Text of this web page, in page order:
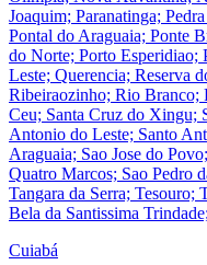
Joaquim; Paranatinga;
Pontal do Araguaia; Ponte
do Norte; Porto Esperidiao;
Leste; Querencia; Reserva
Ribeiraozinho; Rio Branco;
Ceu; Santa Cruz do Xingu;
Antonio do Leste; Santo
Araguaia; Sao Jose do
Quatro Marcos; Sao Pedro
Tangara da Serra;
Bela da Santissima
Cuiabá